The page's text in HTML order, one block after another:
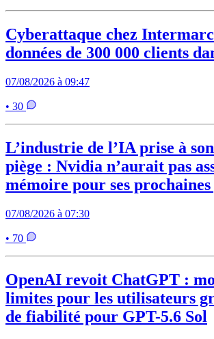
Cyberattaque chez
données de 300 000 clients
07/08/2026 à 09:47
• 30
L’industrie de l’IA prise à
piège : Nvidia n’aurait pas
mémoire pour ses prochaines
07/08/2026 à 07:30
• 70
OpenAI revoit ChatGPT :
limites pour les utilisateurs
de fiabilité pour GPT-5.6 Sol